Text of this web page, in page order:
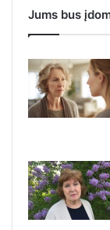
Jums bus